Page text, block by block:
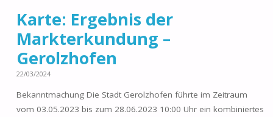
Karte: Ergebnis der
Markterkundung –
Gerolzhofen
22/03/2024
Bekanntmachung Die Stadt Gerolzhofen führte im Zeitraum
vom 03.05.2023 bis zum 28.06.2023 10:00 Uhr ein kombiniertes